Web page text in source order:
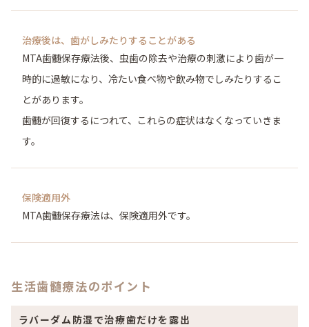
治療後は、歯がしみたりすることがある
MTA歯髄保存療法後、虫歯の除去や治療の刺激により歯が一
時的に過敏になり、冷たい食べ物や飲み物でしみたりするこ
とがあります。
歯髄が回復するにつれて、これらの症状はなくなっていきま
す。
保険適用外
MTA歯髄保存療法は、保険適用外です。
生活歯髄療法のポイント
ラバーダム防湿で治療歯だけを露出